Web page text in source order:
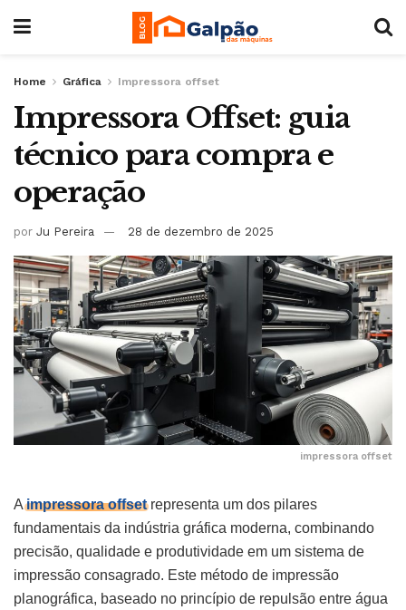
Home Gráfica Impressora offset
Impressora Offset: guia
técnico para compra e
operação
por Ju Pereira 28 de dezembro de 2025
impressora offset
Aimpressora offsetrepresenta um dos pilares
fundamentais da indústria gráfica moderna, combinando
precisão, qualidade e produtividade em um sistema de
impressão consagrado. Este método de impressão
planográfica, baseado no princípio de repulsão entre água